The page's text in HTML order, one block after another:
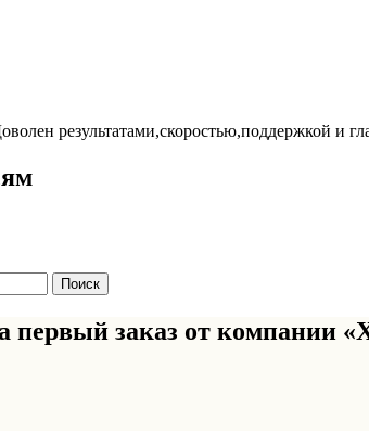
результатами,скоростью,поддержкой и
первый заказ от компании